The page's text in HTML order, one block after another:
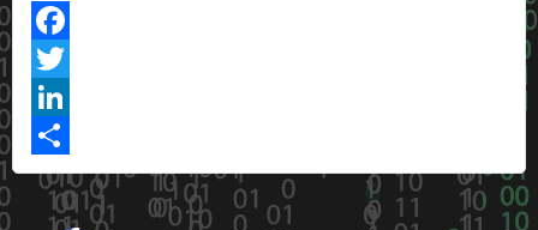
Facebook
Twitter
LinkedIn
Share